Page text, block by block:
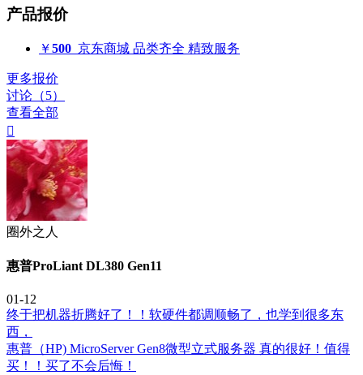
产品报价
￥500 京东商城 品类齐全 精致服务
更多报价
讨论（5）
查看全部

圈外之人
惠普ProLiant DL380 Gen11
01-12
终于把机器折腾好了！！软硬件都调顺畅了，也学到很多东
西，
惠普（HP) MicroServer Gen8微型立式服务器 真的很好！值得
买！！买了不会后悔！